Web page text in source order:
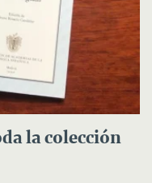
la colección